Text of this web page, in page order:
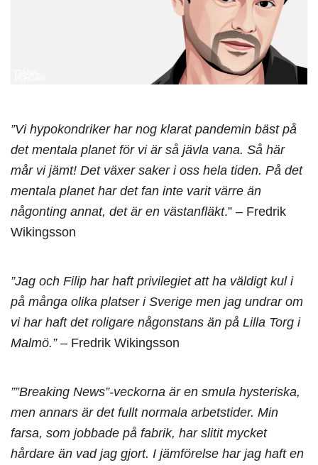
”Vi hypokondriker har nog klarat pandemin bäst på
det mentala planet för vi är så jävla vana. Så här
mår vi jämt! Det växer saker i oss hela tiden. På det
mentala planet har det fan inte varit värre än
någonting annat, det är en västanfläkt.” – Fredrik
Wikingsson
”Jag och Filip har haft privilegiet att ha väldigt kul i
på många olika platser i Sverige men jag undrar om
vi har haft det roligare någonstans än på Lilla Torg i
Malmö.”– Fredrik Wikingsson
””Breaking News”-veckorna är en smula hysteriska,
men annars är det fullt normala arbetstider. Min
farsa, som jobbade på fabrik, har slitit mycket
hårdare än vad jag gjort. I jämförelse har jag haft en